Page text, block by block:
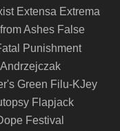
Extensa Extrema
Ashes False
Punishment
Green Filu-KJey
Flapjack
Festival